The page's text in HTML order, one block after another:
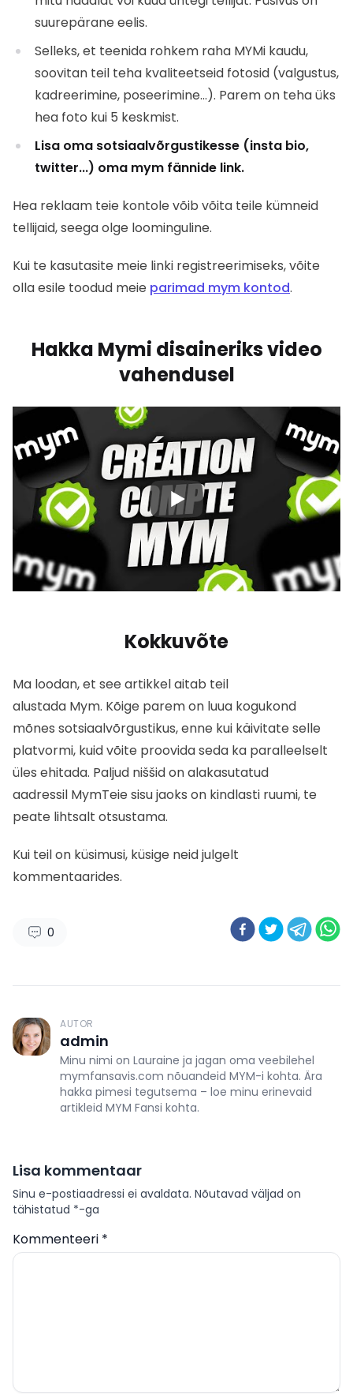
suurepärane eelis.
Selleks, et teenida rohkem raha MYMi kaudu,
soovitan teil teha kvaliteetseid fotosid (valgustus,
kadreerimine, poseerimine...). Parem on teha üks
hea foto kui 5 keskmist.
Lisa oma sotsiaalvõrgustikesse (insta bio,
twitter...) oma mym fännide link.
Hea reklaam teie kontole võib võita teile kümneid
tellijaid, seega olge loominguline.
Kui te kasutasite meie linki registreerimiseks, võite
olla esile toodud meie parimad mym kontod.
Hakka Mymi disaineriks video
vahendusel
Kokkuvõte
Ma loodan, et see artikkel aitab teil
alustada Mym. Kõige parem on luua kogukond
mõnes sotsiaalvõrgustikus, enne kui käivitate selle
platvormi, kuid võite proovida seda ka paralleelselt
üles ehitada. Paljud niššid on alakasutatud
aadressil MymTeie sisu jaoks on kindlasti ruumi, te
peate lihtsalt otsustama.
Kui teil on küsimusi, küsige neid julgelt
kommentaarides.
0
AUTOR
admin
Minu nimi on Lauraine ja jagan oma veebilehel
mymfansavis.com nõuandeid MYM-i kohta. Ära
hakka pimesi tegutsema – loe minu erinevaid
artikleid MYM Fansi kohta.
Lisa kommentaar
Sinu e-postiaadressi ei avaldata. Nõutavad väljad on
tähistatud *-ga
Kommenteeri *